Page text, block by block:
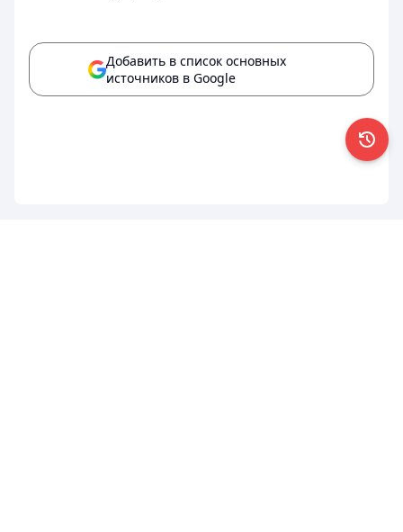
Добавить в список основных
источников в Google